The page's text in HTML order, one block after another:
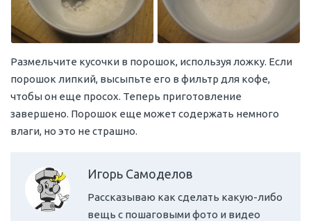
Размельчите кусочки в порошок, используя ложку. Если
порошок липкий, высыпьте его в фильтр для кофе,
чтобы он еще просох. Теперь приготовление
завершено. Порошок еще может содержать немного
влаги, но это не страшно.
Игорь Самоделов
Рассказываю как сделать какую-либо
вещь с пошаговыми фото и видео